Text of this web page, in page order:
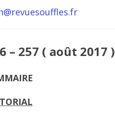
– 257 ( août 2017 )